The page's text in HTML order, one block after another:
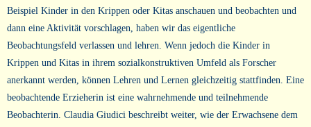
Beispiel Kinder in den Krippen oder Kitas anschauen und beobachten und
dann eine Aktivität vorschlagen, haben wir das eigentliche
Beobachtungsfeld verlassen und lehren. Wenn jedoch die Kinder in
Krippen und Kitas in ihrem sozialkonstruktiven Umfeld als Forscher
anerkannt werden, können Lehren und Lernen gleichzeitig stattfinden. Eine
beobachtende Erzieherin ist eine wahrnehmende und teilnehmende
Beobachterin. Claudia Giudici beschreibt weiter, wie der Erwachsene dem